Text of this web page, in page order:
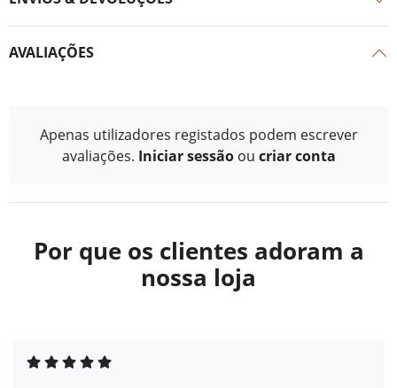
AVALIAÇÕES
Apenas utilizadores registados podem escrever
avaliações. Iniciar sessão ou criar conta
Por que os clientes adoram a
nossa loja